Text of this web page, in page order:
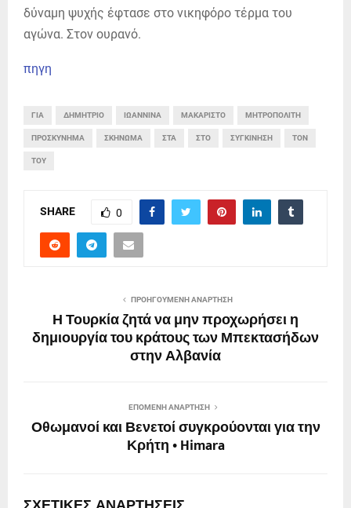
δύναμη ψυχής έφτασε στο νικηφόρο τέρμα του
αγώνα. Στον ουρανό.
πηγη
ΓΙΑ ΔΗΜΉΤΡΙΟ ΙΩΆΝΝΙΝΑ ΜΑΚΑΡΙΣΤΌ ΜΗΤΡΟΠΟΛΊΤΗ
ΠΡΟΣΚΎΝΗΜΑ ΣΚΉΝΩΜΆ ΣΤΑ ΣΤΟ ΣΥΓΚΊΝΗΣΗ ΤΟΝ
ΤΟΥ
SHARE 0
ΠΡΟΗΓΟΎΜΕΝΗ ΑΝΆΡΤΗΣΗ
Η Τουρκία ζητά να μην προχωρήσει η
δημιουργία του κράτους των Μπεκτασήδων
στην Αλβανία
ΕΠΌΜΕΝΗ ΑΝΆΡΤΗΣΗ
Οθωμανοί και Βενετοί συγκρούονται για την
Κρήτη • Himara
ΣΧΕΤΙΚΈΣ ΑΝΑΡΤΉΣΕΙΣ